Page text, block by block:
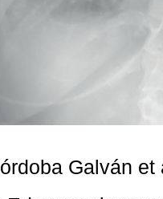
Galván et